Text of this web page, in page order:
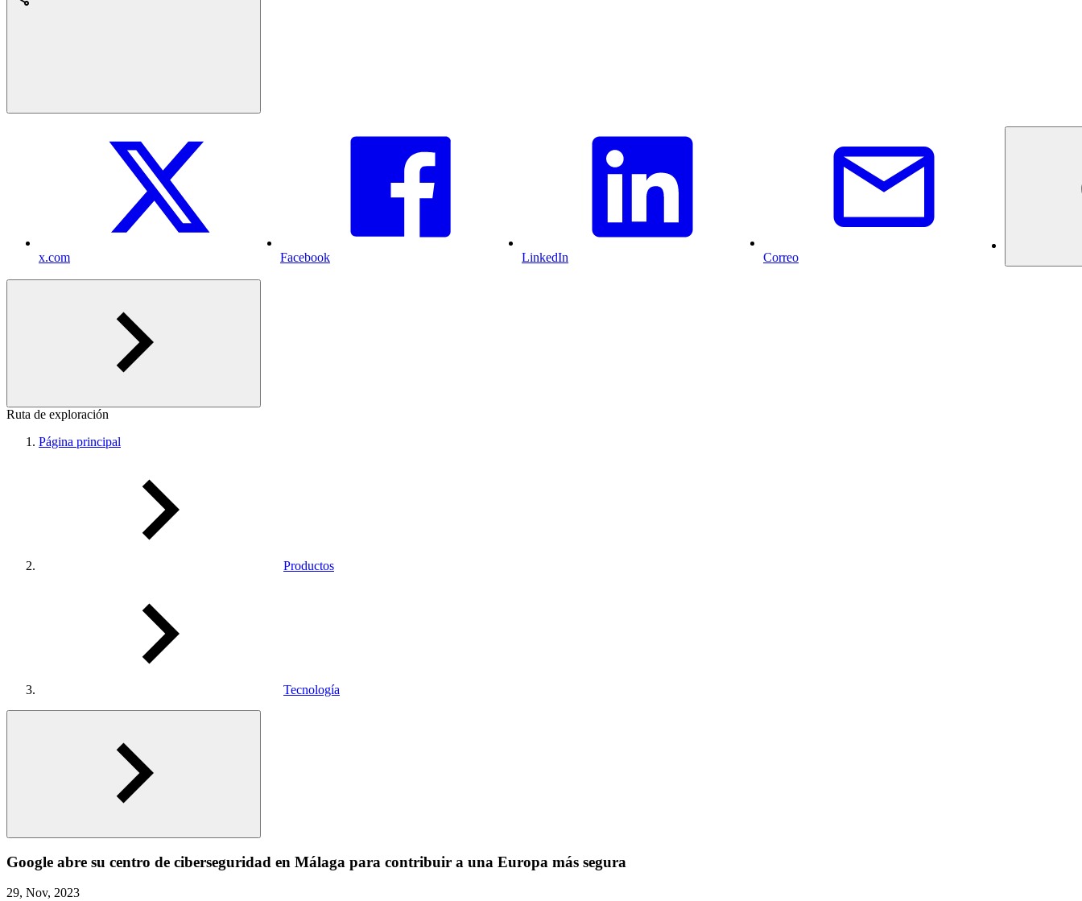
x.com Facebook LinkedIn Correo
Ruta de exploración
Página principal
Productos
Tecnología
Google abre su centro de ciberseguridad en Málaga para contribuir a una Europa más segura
29, Nov, 2023